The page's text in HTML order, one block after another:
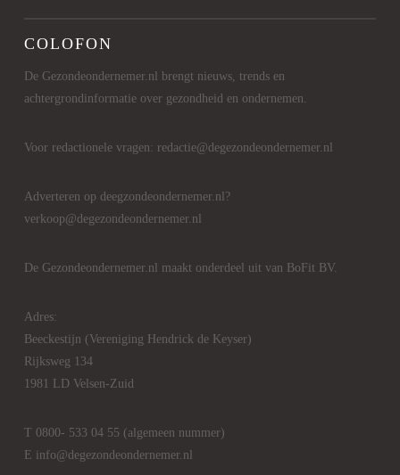
COLOFON
De Gezondeondernemer.nl brengt nieuws, trends en
achtergrondinformatie over gezondheid en ondernemen.
Voor redactionele vragen: redactie@degezondeondernemer.nl
Adverteren op deegzondeondernemer.nl?
verkoop@degezondeondernemer.nl
De Gezondeondernemer.nl maakt onderdeel uit van BoFit BV.
Adres:
Beeckestijn (Vereniging Hendrick de Keyser)
Rijksweg 134
1981 LD Velsen-Zuid
T 0800- 533 04 55 (algemeen nummer)
E info@degezondeondernemer.nl